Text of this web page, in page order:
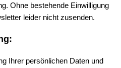
Ohne bestehende Einwilligung
leider nicht zusenden.
Ihrer persönlichen Daten und